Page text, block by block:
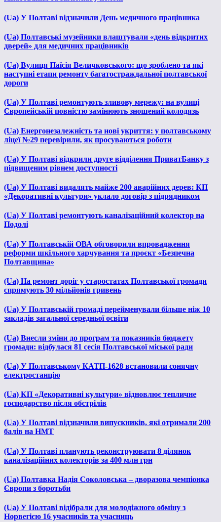
(Ua) У Полтаві відзначили День медичного працівника
(Ua) Полтавські музейники влаштували «день відкритих
дверей» для медичних працівників
(Ua) Вулиця Паїсія Величковського: що зроблено та які
наступні етапи ремонту багатостраждальної полтавської
дороги
(Ua) У Полтаві ремонтують зливову мережу: на вулиці
Європейській повністю замінюють зношений колодязь
(Ua) Енергонезалежність та нові укриття: у полтавському
ліцеї №29 перевірили, як просуваються роботи
(Ua) У Полтаві відкрили друге відділення ПриватБанку з
підвищеним рівнем доступності
(Ua) У Полтаві видалять майже 200 аварійних дерев: КП
«Декоративні культури» уклало договір з підрядником
(Ua) У Полтаві ремонтують каналізаційний колектор на
Подолі
(Ua) У Полтавській ОВА обговорили впровадження
реформи шкільного харчування та проєкт «Безпечна
Полтавщина»
(Ua) На ремонт доріг у старостатах Полтавської громади
спрямують 30 мільйонів гривень
(Ua) У Полтавській громаді перейменували більше ніж 10
закладів загальної середньої освіти
(Ua) Внесли зміни до програм та показників бюджету
громади: відбулася 81 сесія Полтавської міської ради
(Ua) У Полтавському КАТП-1628 встановили сонячну
електростанцію
(Ua) КП «Декоративні культури» відновлює тепличне
господарство після обстрілів
(Ua) У Полтаві відзначили випускників, які отримали 200
балів на НМТ
(Ua) У Полтаві планують реконструювати 8 ділянок
каналізаційних колекторів за 400 млн грн
(Ua) Полтавка Надія Соколовська – дворазова чемпіонка
Європи з боротьби
(Ua) У Полтаві відібрали для молодіжного обміну з
Норвегією 16 учасників та учасниць